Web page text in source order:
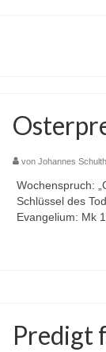
vonJohannes
Wochenspruch:
Schlüssel des
Evangelium: Mk
Predigt